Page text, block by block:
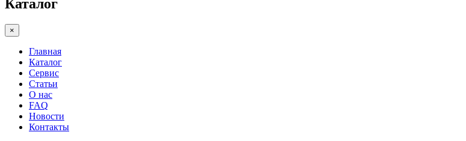
Каталог
×
Главная
Каталог
Сервис
Статьи
О нас
FAQ
Новости
Контакты